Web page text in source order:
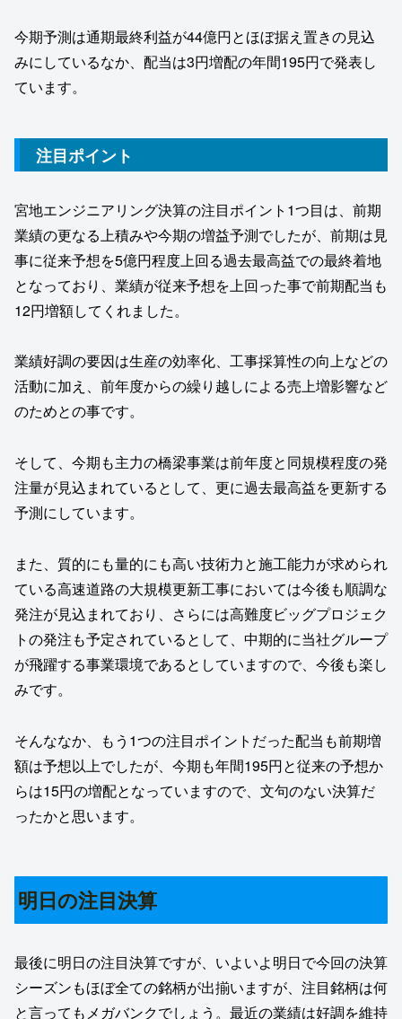
今期予測は通期最終利益が44億円とほぼ据え置きの見込
みにしているなか、配当は3円増配の年間195円で発表し
ています。
注目ポイント
宮地エンジニアリング決算の注目ポイント1つ目は、前期
業績の更なる上積みや今期の増益予測でしたが、前期は見
事に従来予想を5億円程度上回る過去最高益での最終着地
となっており、業績が従来予想を上回った事で前期配当も
12円増額してくれました。
業績好調の要因は生産の効率化、工事採算性の向上などの
活動に加え、前年度からの繰り越しによる売上増影響など
のためとの事です。
そして、今期も主力の橋梁事業は前年度と同規模程度の発
注量が見込まれているとして、更に過去最高益を更新する
予測にしています。
また、質的にも量的にも高い技術力と施工能力が求められ
ている高速道路の大規模更新工事においては今後も順調な
発注が見込まれており、さらには高難度ビッグプロジェク
トの発注も予定されているとして、中期的に当社グループ
が飛躍する事業環境であるとしていますので、今後も楽し
みです。
そんななか、もう1つの注目ポイントだった配当も前期増
額は予想以上でしたが、今期も年間195円と従来の予想か
らは15円の増配となっていますので、文句のない決算だ
ったかと思います。
明日の注目決算
最後に明日の注目決算ですが、いよいよ明日で今回の決算
シーズンもほぼ全ての銘柄が出揃いますが、注目銘柄は何
と言ってもメガバンクでしょう。最近の業績は好調を維持